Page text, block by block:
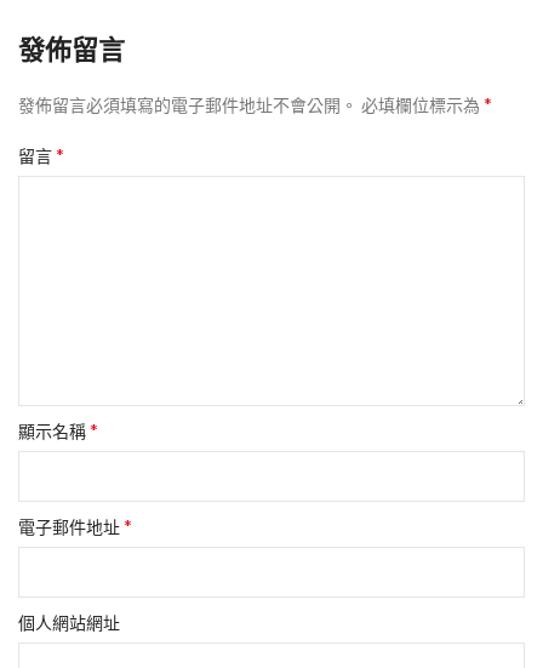
發佈留言
發佈留言必須填寫的電子郵件地址不會公開。 必填欄位標示為 *
留言*
顯示名稱*
電子郵件地址*
個人網站網址